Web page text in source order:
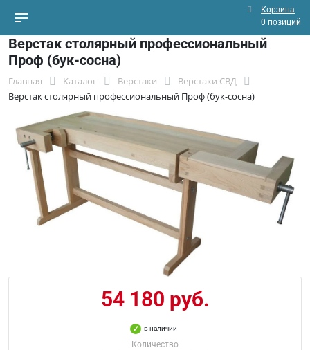
Корзина
0 позиций
Верстак столярный профессиональный
Проф (бук-сосна)
Главная Каталог Верстаки
Верстаки СВД
Верстак столярный профессиональный Проф (бук-сосна)
54 180 руб.
в наличии
Количество